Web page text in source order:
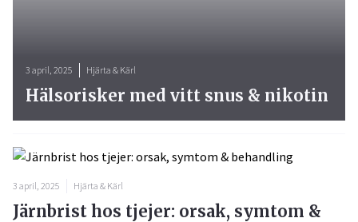
3 april, 2025 Hjärta & Kärl
Hälsorisker med vitt snus & nikotin
3 april, 2025 Hjärta & Kärl
Järnbrist hos tjejer: orsak, symtom &